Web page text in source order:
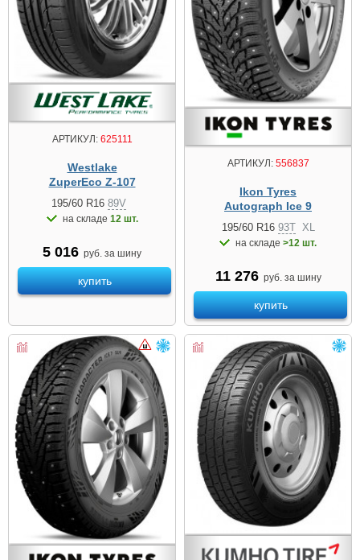
АРТИКУЛ:625111
Westlake
ZuperEco Z-107
195/60 R16 89V
на складе 12 шт.
5 016 руб. за шину
купить
АРТИКУЛ:556837
Ikon Tyres
Autograph Ice 9
195/60 R16 93T XL
на складе >12 шт.
11 276 руб. за шину
купить